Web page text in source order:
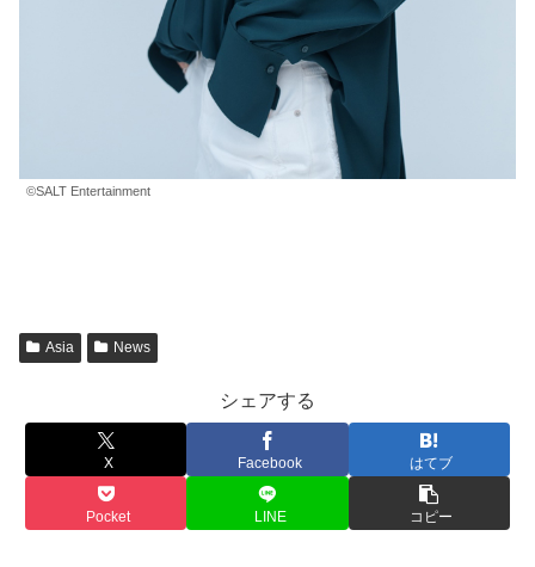
©SALT Entertainment
Asia News
シェアする
X Facebook はてブ
Pocket LINE コピー